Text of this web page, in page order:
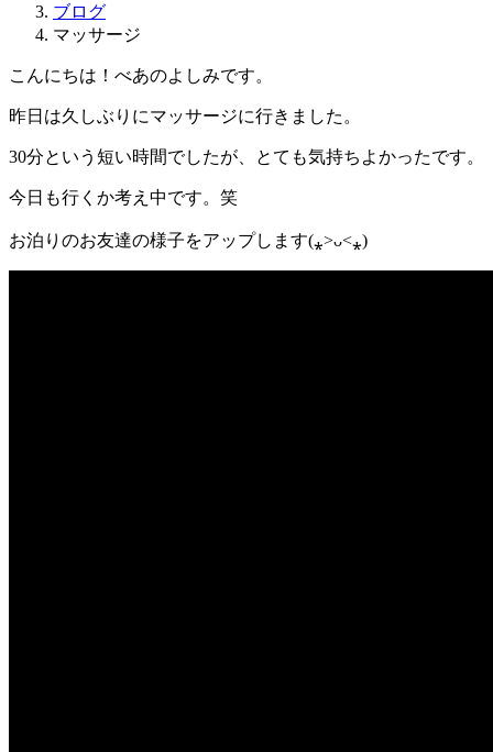
ブログ
マッサージ
こんにちは！べあのよしみです。
昨日は久しぶりにマッサージに行きました。
30分という短い時間でしたが、とても気持ちよかったです。
今日も行くか考え中です。笑
お泊りのお友達の様子をアップします(⁎˃ᴗ˂⁎)